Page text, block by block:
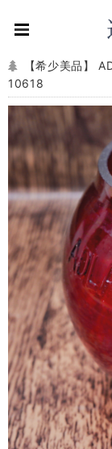
【希少美品】
10618